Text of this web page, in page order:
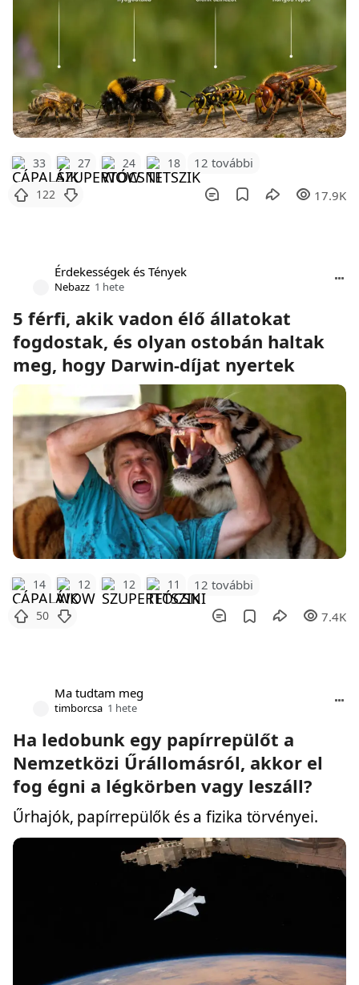
33 27 24 18 12 további
122 17.9K
Érdekességek és Tények
Nebazz 1 hete
5 férfi, akik vadon élő állatokat
fogdostak, és olyan ostobán haltak
meg, hogy Darwin-díjat nyertek
14 12 12 11 12 további
50 7.4K
Ma tudtam meg
timborcsa 1 hete
Ha ledobunk egy papírrepülőt a
Nemzetközi Űrállomásról, akkor el
fog égni a légkörben vagy leszáll?
Űrhajók, papírrepülők és a fizika törvényei.